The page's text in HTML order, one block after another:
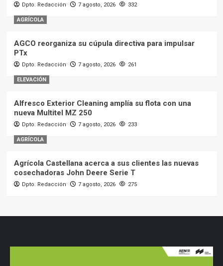
Dpto. Redacción 7 agosto, 2026 332
AGRÍCOLA
AGCO reorganiza su cúpula directiva para impulsar
PTx
Dpto. Redacción 7 agosto, 2026 261
ELEVACIÓN
Alfresco Exterior Cleaning amplía su flota con una
nueva Multitel MZ 250
Dpto. Redacción 7 agosto, 2026 233
AGRÍCOLA
Agrícola Castellana acerca a sus clientes las nuevas
cosechadoras John Deere Serie T
Dpto. Redacción 7 agosto, 2026 275